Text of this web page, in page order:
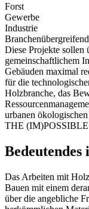
Forst
Gewerbe
Industrie
Branchenübergreifend
Diese Projekte sollen
gemeinschaftlichem
Gebäuden maximal
für die
Holzbranche, das
urbanen
THE (IM)POSSIBLE
Das Arbeiten mit
Bauen mit einem
über die angebliche